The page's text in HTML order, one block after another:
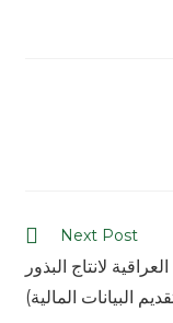
Next Post
لانتاج البذور
البيانات المالية)